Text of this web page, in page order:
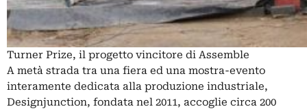
Turner Prize, il progetto vincitore di Assemble
A metà strada tra una fiera ed una mostra-evento
interamente dedicata alla produzione industriale,
Designjunction, fondata nel 2011, accoglie circa 200